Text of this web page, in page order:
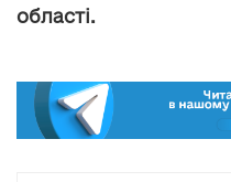
області.